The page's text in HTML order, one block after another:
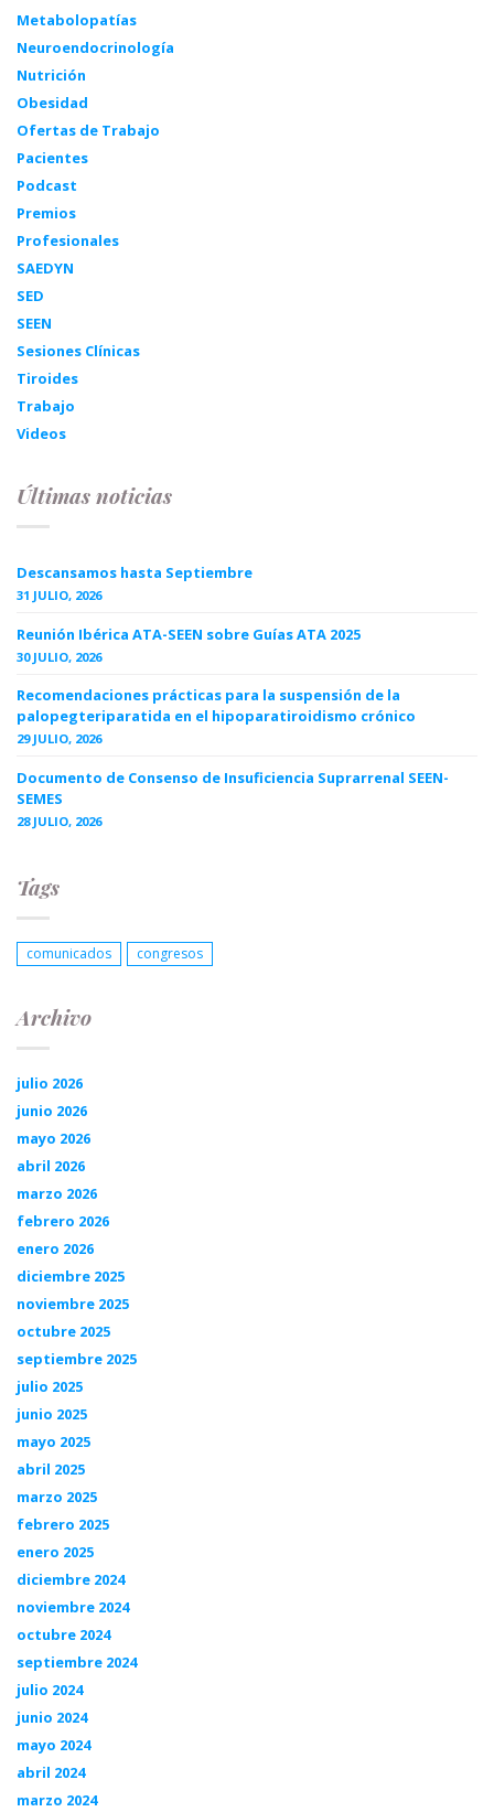
Metabolopatías
Neuroendocrinología
Nutrición
Obesidad
Ofertas de Trabajo
Pacientes
Podcast
Premios
Profesionales
SAEDYN
SED
SEEN
Sesiones Clínicas
Tiroides
Trabajo
Videos
Últimas noticias
Descansamos hasta Septiembre
31 JULIO, 2026
Reunión Ibérica ATA-SEEN sobre Guías ATA 2025
30 JULIO, 2026
Recomendaciones prácticas para la suspensión de la
palopegteriparatida en el hipoparatiroidismo crónico
29 JULIO, 2026
Documento de Consenso de Insuficiencia Suprarrenal SEEN-
SEMES
28 JULIO, 2026
Tags
comunicados congresos
Archivo
julio 2026
junio 2026
mayo 2026
abril 2026
marzo 2026
febrero 2026
enero 2026
diciembre 2025
noviembre 2025
octubre 2025
septiembre 2025
julio 2025
junio 2025
mayo 2025
abril 2025
marzo 2025
febrero 2025
enero 2025
diciembre 2024
noviembre 2024
octubre 2024
septiembre 2024
julio 2024
junio 2024
mayo 2024
abril 2024
marzo 2024